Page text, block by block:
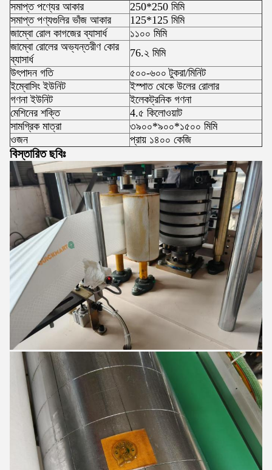
সমাপ্ত পণ্যের আকার
250*250 মিমি
সমাপ্ত পণ্যগুলির ভাঁজ আকার
125*125 মিমি
জাম্বো রোল কাগজের ব্যাসার্ধ
১১০০ মিমি
জাম্বো রোলের অভ্যন্তরীণ কোর
ব্যাসার্ধ
76.২ মিমি
উৎপাদন গতি
৫০০-৬০০ টুকরা/মিনিট
ইম্বোসিং ইউনিট
ইস্পাত থেকে উলের রোলার
গণনা ইউনিট
ইলেকট্রনিক গণনা
মেশিনের শক্তি
4.৫ কিলোওয়াট
সামগ্রিক মাত্রা
৩৯০০*৯০০*১৫০০ মিমি
ওজন
প্রায় ১৪০০ কেজি
বিস্তারিত ছবিঃ